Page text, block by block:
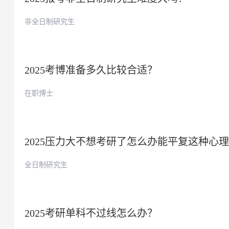
非全日制研究生
2025考博准备多久比较合适？
在职博士
2025压力大不想考研了怎么办能平复这种心
全日制研究生
2025考研单科不过线怎么办？